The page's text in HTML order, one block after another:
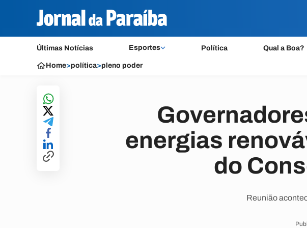
Últimas Notícias Esportes Política Qual a Boa?
Home>política>pleno poder
energias
do
Reunião